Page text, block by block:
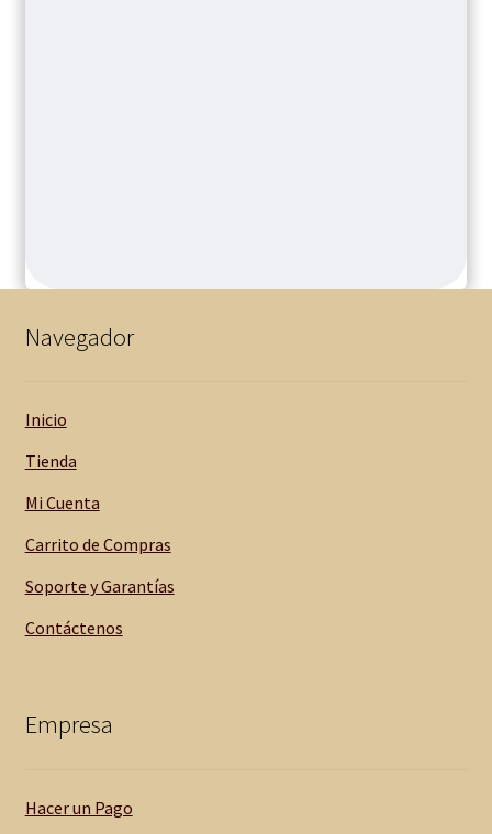
Navegador
Inicio
Tienda
Mi Cuenta
Carrito de Compras
Soporte y Garantías
Contáctenos
Empresa
Hacer un Pago